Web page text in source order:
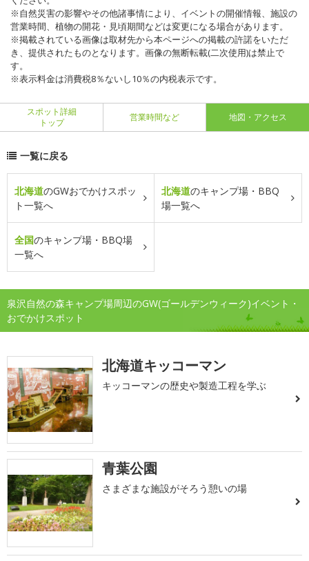
※自然災害の影響やその他諸事情により、イベントの開催情報、施設の
営業時間、植物の開花・見頃期間などは変更になる場合があります。
※掲載されている画像は取材先から本ページへの掲載の許諾をいただ
き、提供されたものとなります。画像の無断転載(二次使用)は禁止で
す。
※表示料金は消費税8％ないし10％の内税表示です。
スポット詳細
トップ
営業時間など 地図・アクセス
一覧に戻る
北海道のGWおでかけスポッ
ト一覧へ
北海道のキャンプ場・BBQ
場一覧へ
全国のキャンプ場・BBQ場
一覧へ
泉沢自然の森キャンプ場周辺のGW(ゴールデンウィーク)イベント・
おでかけスポット
北海道キッコーマン
キッコーマンの歴史や製造工程を学ぶ
青葉公園
さまざまな施設がそろう憩いの場